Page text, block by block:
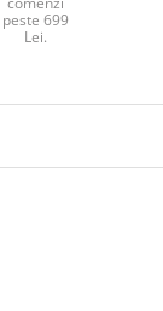
peste 699
Lei.